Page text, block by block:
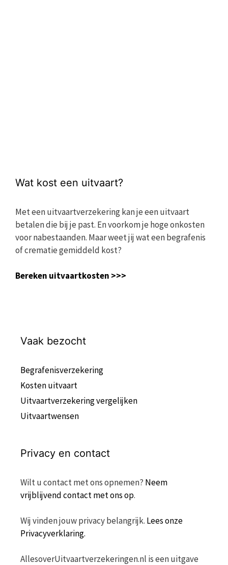
Wat kost een uitvaart?
Met een uitvaartverzekering kan je een uitvaart
betalen die bij je past. En voorkom je hoge onkosten
voor nabestaanden. Maar weet jij wat een begrafenis
of crematie gemiddeld kost?
Bereken uitvaartkosten >>>
Vaak bezocht
Begrafenisverzekering
Kosten uitvaart
Uitvaartverzekering vergelijken
Uitvaartwensen
Privacy en contact
Wilt u contact met ons opnemen? Neem
vrijblijvend contact met ons op.
Wij vinden jouw privacy belangrijk. Lees onze
Privacyverklaring.
AllesoverUitvaartverzekeringen.nl is een uitgave